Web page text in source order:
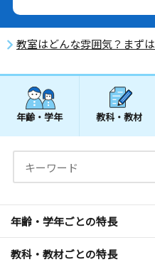
教室はどんな雰囲気？まず
年齢・学年 教科・教材
年齢・学年ごとの特長
教科・教材ごとの特長